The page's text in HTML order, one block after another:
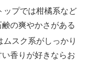
ップでは柑橘系など
の爽やかさがある
スク系がしっかり
香りが好きならお